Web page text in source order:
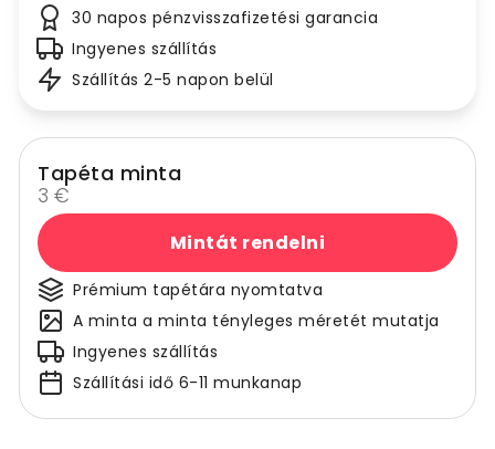
30 napos pénzvisszafizetési garancia
Ingyenes szállítás
Szállítás 2-5 napon belül
Tapéta minta
3 €
Mintát rendelni
Prémium tapétára nyomtatva
A minta a minta tényleges méretét mutatja
Ingyenes szállítás
Szállítási idő 6-11 munkanap